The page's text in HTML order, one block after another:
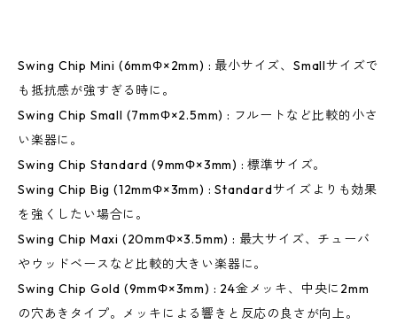
Swing Chip Mini (6mmΦ×2mm) : 最小サイズ、Smallサイズで
も抵抗感が強すぎる時に。
Swing Chip Small (7mmΦ×2.5mm) : フルートなど比較的小さ
い楽器に。
Swing Chip Standard (9mmΦ×3mm) : 標準サイズ。
Swing Chip Big (12mmΦ×3mm) : Standardサイズよりも効果
を強くしたい場合に。
Swing Chip Maxi (20mmΦ×3.5mm) : 最大サイズ、チューバ
やウッドベースなど比較的大きい楽器に。
Swing Chip Gold (9mmΦ×3mm) : 24金メッキ、中央に2mm
の穴あきタイプ。メッキによる響きと反応の良さが向上。